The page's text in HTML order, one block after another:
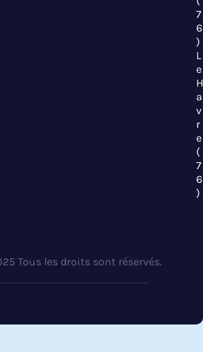
7
6
)
L
e
H
a
v
r
e
(
7
6
)
Tous les droits sont réservés.